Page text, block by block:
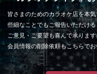
皆さまのためのカラオケ店を本
些細なことでもご報告いただけ
ご意見・ご要望も喜んで承ります
会員情報の削除依頼もこちらで